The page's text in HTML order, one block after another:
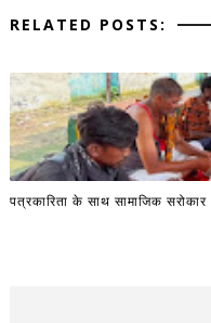
RELATED POSTS:
पत्रकारिता के साथ सामाजिक सरोकार